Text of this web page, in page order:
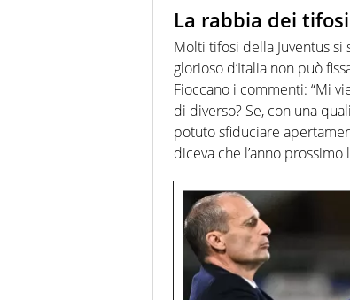
La rabbia dei
Molti tifosi della Juventus
glorioso d’Italia non può
Fioccano i commenti: “Mi
di diverso? Se, con una
potuto sfiduciare
diceva che l’anno prossimo